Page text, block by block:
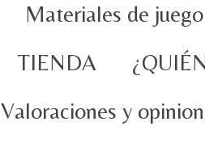
Materiales de juego
TIENDA
Valoraciones y